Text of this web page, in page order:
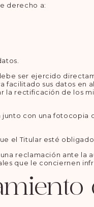
derecho a:
ser ejercido
sus datos
rectificación de los
junto con una
el Titular esté
reclamación ante
que le conciernen